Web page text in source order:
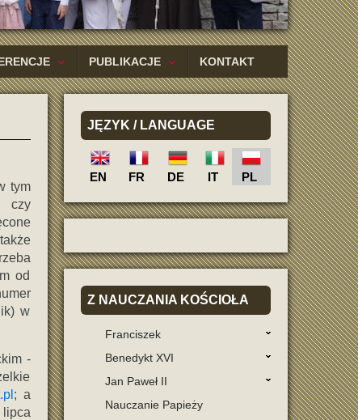
PUBLIKACJE KONTAKT
tym
czy
od
w
-
; a
lipca
JĘZYK / LANGUAGE
EN FR DE IT PL
ZNAUCZANIA KOŚCIOŁA
Franciszek
Benedykt XVI
Jan Paweł II
Nauczanie Papieży